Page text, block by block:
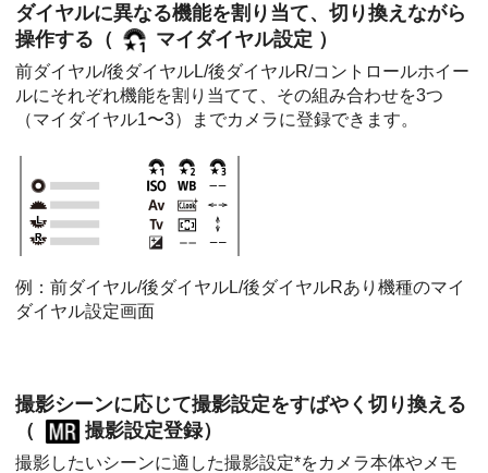
ダイヤルに異なる機能を割り当て、切り換えながら
操作する（
マイダイヤル設定 ）
前ダイヤル/後ダイヤルL/後ダイヤルR/コントロールホイー
ルにそれぞれ機能を割り当てて、その組み合わせを3つ
（マイダイヤル1〜3）までカメラに登録できます。
例：前ダイヤル/後ダイヤルL/後ダイヤルRあり機種のマイ
ダイヤル設定画面
撮影シーンに応じて撮影設定をすばやく切り換える
（
撮影設定登録）
撮影したいシーンに適した撮影設定*をカメラ本体やメモ